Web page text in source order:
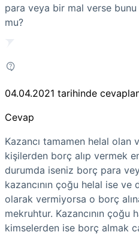
para veya bir mal verse
mu?
04.04.2021 tarihinde
Cevap
Kazancı tamamen helal olan
kişilerden borç alıp vermek
durumda iseniz borç para
kazancının çoğu helal ise ve
olarak vermiyorsa o borç
mekruhtur. Kazancının çoğu
kimselerden ise borç almak